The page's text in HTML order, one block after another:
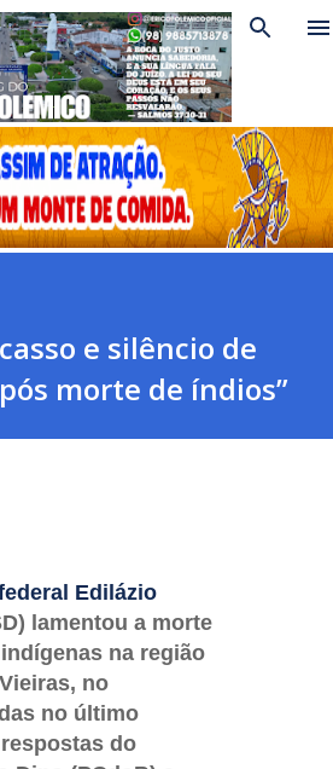
o conteúdo principal
e silêncio de
morte de índios”
Edilázio
lamentou a morte
na região
no
no último
do